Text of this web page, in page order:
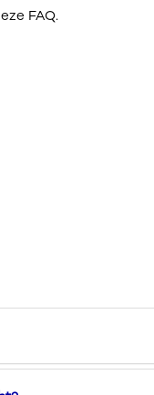
FAQ.